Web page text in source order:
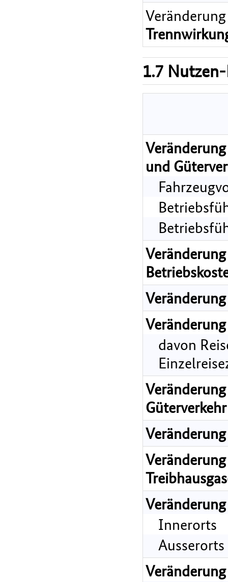
1.7
und
davon
Güterverkehr
Innerorts
Ausserorts